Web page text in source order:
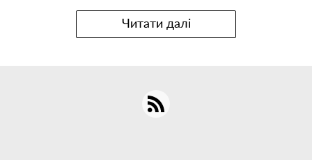
Читати далі